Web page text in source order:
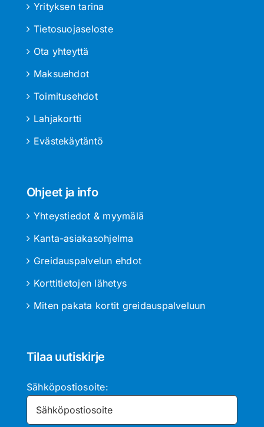
Yrityksen tarina
Tietosuojaseloste
Ota yhteyttä
Maksuehdot
Toimitusehdot
Lahjakortti
Evästekäytäntö
Ohjeet ja info
Yhteystiedot & myymälä
Kanta-asiakasohjelma
Greidauspalvelun ehdot
Korttitietojen lähetys
Miten pakata kortit greidauspalveluun
Tilaa uutiskirje
Sähköpostiosoite: